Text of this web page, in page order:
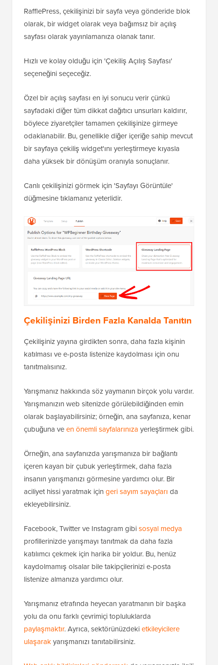
RafflePress, çekilişinizi bir sayfa veya gönderide blok
olarak, bir widget olarak veya bağımsız bir açılış
sayfası olarak yayınlamanıza olanak tanır.
Hızlı ve kolay olduğu için 'Çekiliş Açılış Sayfası'
seçeneğini seçeceğiz.
Özel bir açılış sayfası en iyi sonucu verir çünkü
sayfadaki diğer tüm dikkat dağıtıcı unsurları kaldırır,
böylece ziyaretçiler tamamen çekilişinize girmeye
odaklanabilir. Bu, genellikle diğer içeriğe sahip mevcut
bir sayfaya çekiliş widget'ını yerleştirmeye kıyasla
daha yüksek bir dönüşüm oranıyla sonuçlanır.
Canlı çekilişinizi görmek için 'Sayfayı Görüntüle'
düğmesine tıklamanız yeterlidir.
Çekilişinizi Birden Fazla Kanalda Tanıtın
Çekilişiniz yayına girdikten sonra, daha fazla kişinin
katılması ve e-posta listenize kaydolması için onu
tanıtmalısınız.
Yarışmanız hakkında söz yaymanın birçok yolu vardır.
Yarışmanızın web sitenizde görülebildiğinden emin
olarak başlayabilirsiniz; örneğin, ana sayfanıza, kenar
çubuğuna veen önemli sayfalarınıza yerleştirmek gibi.
Örneğin, ana sayfanızda yarışmanıza bir bağlantı
içeren kayan bir çubuk yerleştirmek, daha fazla
insanın yarışmanızı görmesine yardımcı olur. Bir
aciliyet hissi yaratmak için geri sayım sayaçları da
ekleyebilirsiniz.
Facebook, Twitter ve Instagram gibisosyal medya
profillerinizde yarışmayı tanıtmak da daha fazla
katılımcı çekmek için harika bir yoldur. Bu, henüz
kaydolmamış olsalar bile takipçilerinizi e-posta
listenize almanıza yardımcı olur.
Yarışmanız etrafında heyecan yaratmanın bir başka
yolu da onu farklı çevrimiçi topluluklarda
paylaşmaktır. Ayrıca, sektörünüzdekietkileyicilere
ulaşarakyarışmanızı tanıtabilirsiniz.